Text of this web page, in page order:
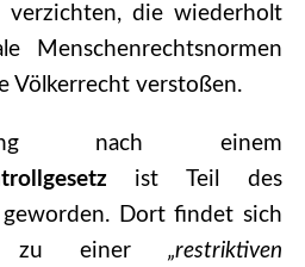
ver­zichten, die wiederholt
Menschenrechtsnormen
Völker­recht verstoßen.
nach einem
ist Teil des
geworden. Dort findet sich
zu einer „restriktiven